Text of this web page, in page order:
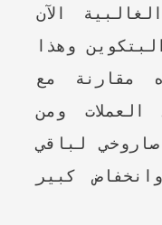
الغالبية الآن
وهذا
مقارنة مع
العملات ومن
لباقي
بعد حدث 25 وانخفاض كبير